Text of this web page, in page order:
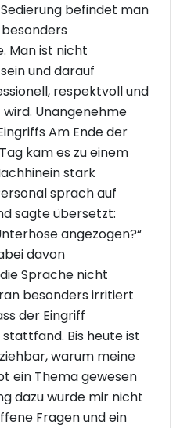
befindet man
Man ist nicht
und darauf
respektvoll und
Unangenehme
Am Ende der
kam es zu einem
stark
sprach auf
sagte übersetzt:
angezogen?“
davon
Sprache nicht
besonders irritiert
der Eingriff
Bis heute ist
warum meine
ein Thema gewesen
dazu wurde mir nicht
Fragen und ein